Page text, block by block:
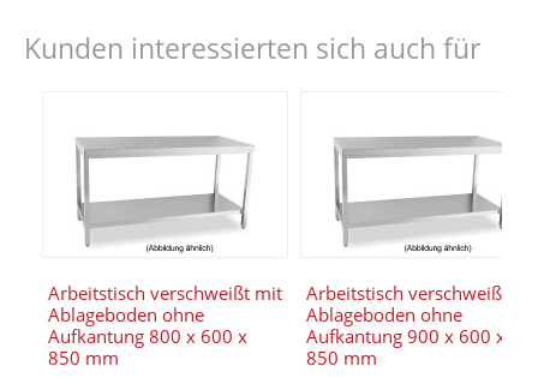
Kunden interessierten sich auch für
Arbeitstisch verschweißt mit
Ablageboden ohne
Aufkantung 800 x 600 x
850 mm
Arbeitstisch verschweißt
Ablageboden ohne
Aufkantung 900 x 600 x
850 mm